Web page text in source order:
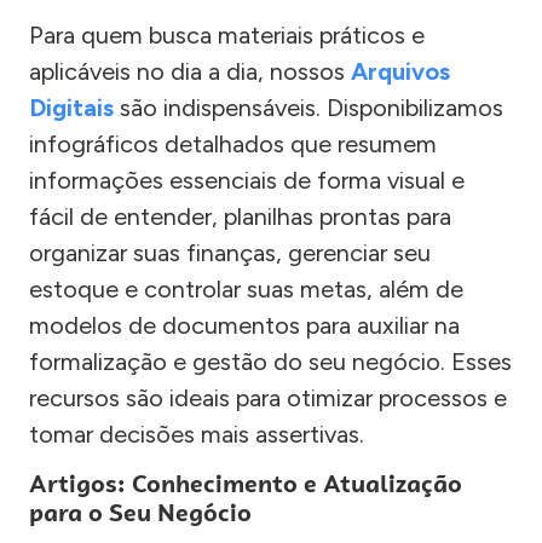
Para quem busca materiais práticos e
aplicáveis no dia a dia, nossos Arquivos
Digitais são indispensáveis. Disponibilizamos
infográficos detalhados que resumem
informações essenciais de forma visual e
fácil de entender, planilhas prontas para
organizar suas finanças, gerenciar seu
estoque e controlar suas metas, além de
modelos de documentos para auxiliar na
formalização e gestão do seu negócio. Esses
recursos são ideais para otimizar processos e
tomar decisões mais assertivas.
Artigos: Conhecimento e Atualização
para o Seu Negócio